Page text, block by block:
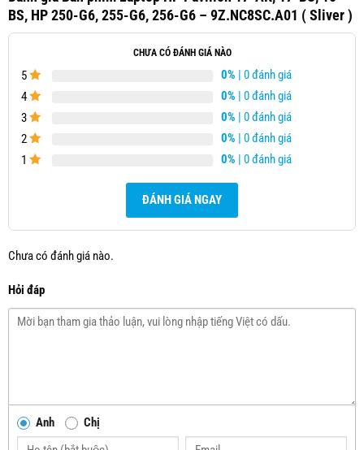
BS, HP 250-G6, 255-G6, 256-G6 – 9Z.NC8SC.A01 ( Sliver )
CHƯA CÓ ĐÁNH GIÁ NÀO
5 0% | 0 đánh giá
4
0% | 0 đánh giá
3
0% | 0 đánh giá
2
0% | 0 đánh giá
1
0% | 0 đánh giá
ĐÁNH GIÁ NGAY
Chưa có đánh giá nào.
Hỏi đáp
Anh Chị